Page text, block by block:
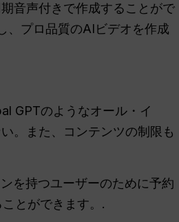
音声付きで作成することがで
、プロ品質のAIビデオを作成
GPTのようなオール・イ
。また、コンテンツの制限も
を持つユーザーのために予約
とができます。.